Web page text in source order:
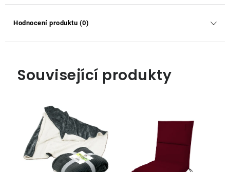
Hodnocení produktu (0)
Související produkty